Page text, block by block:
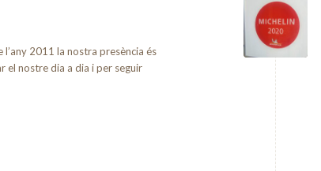
2011 la nostra presència és
el nostre dia a dia i per seguir